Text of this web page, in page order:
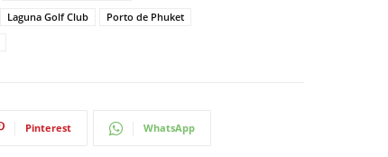
Laguna Golf Club
Porto de Phuket
Pinterest WhatsApp